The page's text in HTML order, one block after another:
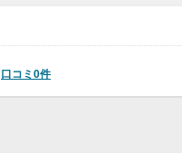
口コミ0件